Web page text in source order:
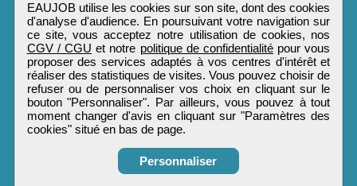
EAUJOB utilise les cookies sur son site, dont des cookies
d'analyse d'audience. En poursuivant votre navigation sur
ce site, vous acceptez notre utilisation de cookies, nos
CGV / CGU et notre politique de confidentialité pour vous
proposer des services adaptés à vos centres d'intérêt et
réaliser des statistiques de visites. Vous pouvez choisir de
refuser ou de personnaliser vos choix en cliquant sur le
bouton "Personnaliser". Par ailleurs, vous pouvez à tout
moment changer d'avis en cliquant sur "Paramètres des
cookies" situé en bas de page.
Personnaliser